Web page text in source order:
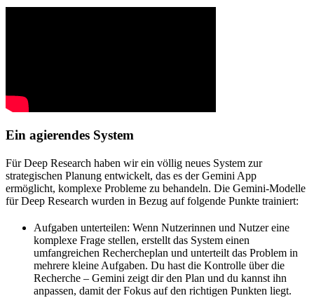
Ein agierendes System
Für Deep Research haben wir ein völlig neues System zur
strategischen Planung entwickelt, das es der Gemini App
ermöglicht, komplexe Probleme zu behandeln. Die Gemini-Modelle
für Deep Research wurden in Bezug auf folgende Punkte trainiert:
Aufgaben unterteilen: Wenn Nutzerinnen und Nutzer eine
komplexe Frage stellen, erstellt das System einen
umfangreichen Rechercheplan und unterteilt das Problem in
mehrere kleine Aufgaben. Du hast die Kontrolle über die
Recherche – Gemini zeigt dir den Plan und du kannst ihn
anpassen, damit der Fokus auf den richtigen Punkten liegt.